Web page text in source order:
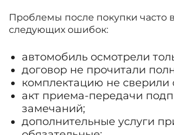
Проблемы после покупки часто
следующих ошибок:
автомобиль осмотрели
договор не прочитали
комплектацию не сверили
акт приема-передачи
замечаний;
дополнительные услуги